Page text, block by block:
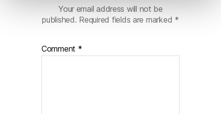
Your email address will not be
published. Required fields are marked *
Comment *